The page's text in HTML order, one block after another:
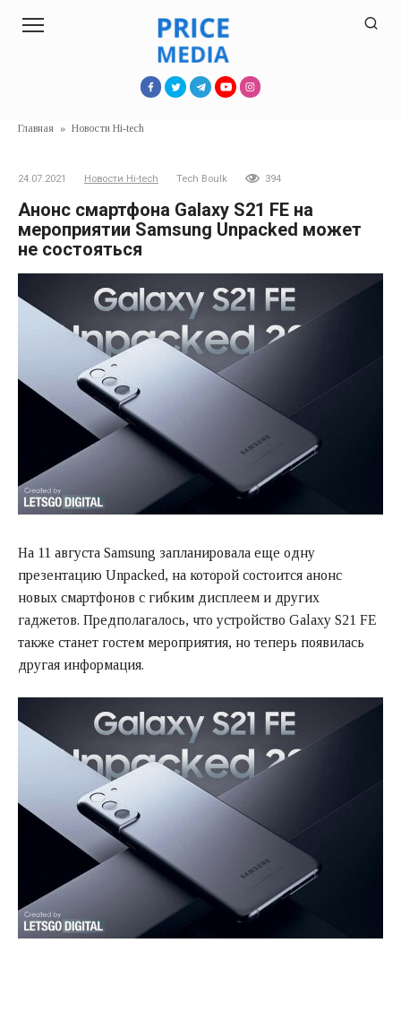
Главная » Новости Hi-tech
24.07.2021 Новости Hi-tech Tech Boulk 394
Анонс смартфона Galaxy S21 FE на
мероприятии Samsung Unpacked может
не состояться
На 11 августа Samsung запланировала еще одну
презентацию Unpacked, на которой состоится анонс
новых смартфонов с гибким дисплеем и других
гаджетов. Предполагалось, что устройство Galaxy S21 FE
также станет гостем мероприятия, но теперь появилась
другая информация.